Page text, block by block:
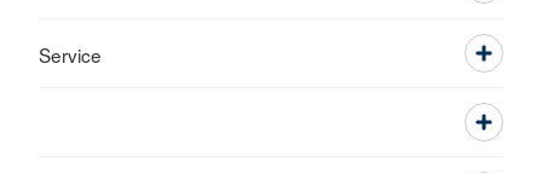
Service